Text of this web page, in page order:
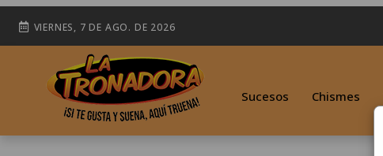
VIERNES, 7 DE AGO. DE 2026
Sucesos Chismes